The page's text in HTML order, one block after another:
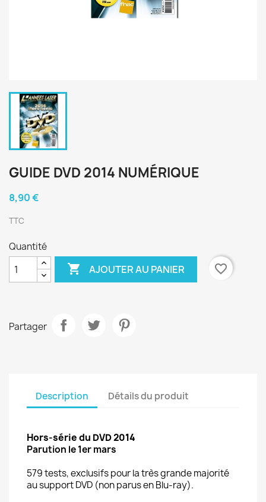
GUIDE DVD 2014 NUMÉRIQUE
8,90 €
TTC
Quantité
 AJOUTER AU PANIER favorite_border
Partager
Description Détails du produit
Hors-série du DVD 2014
Parution le 1er mars
579 tests, exclusifs pour la très grande majorité
au support DVD (non parus en Blu-ray).